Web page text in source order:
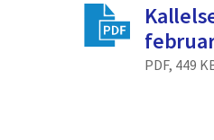
PDF, 449